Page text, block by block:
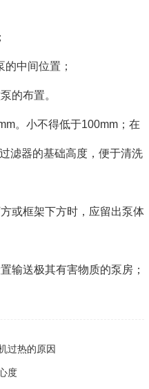
中间位置；
的布置。
。小不得低于100mm；在
滤器的基础高度，便于清洗
或框架下方时，应留出泵体
输送极其有害物质的泵房；
过热的原因
度